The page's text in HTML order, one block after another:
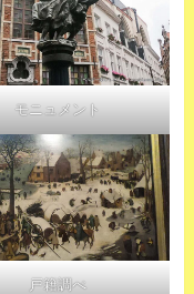
モニュメント
戸籍調べ